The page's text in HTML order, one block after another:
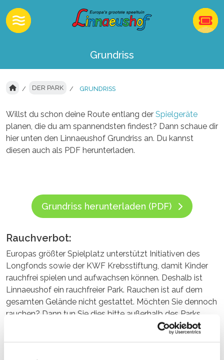
Grundriss
DER PARK GRUNDRISS
Willst du schon deine Route entlang der Spielgeräte
planen, die du am spannendsten findest? Dann schaue dir
hier unten den Linnaeushof Grundriss an. Du kannst
diesen auch als PDF herunterladen.
Grundriss herunterladen (PDF)
Rauchverbot:
Europas größter Spielplatz unterstützt Initiativen des
Longfonds sowie der KWF Krebsstiftung, damit Kinder
rauchfrei spielen und aufwachsen können. Deshalb ist
Linnaeushof ein rauchfreier Park. Rauchen ist auf dem
gesamten Gelände nicht gestattet. Möchten Sie dennoch
rauchen? Dann tun Sie dies bitte außerhalb des Parks.
Gemeinsam sorgen wir für eine gesunde und rauchfreie